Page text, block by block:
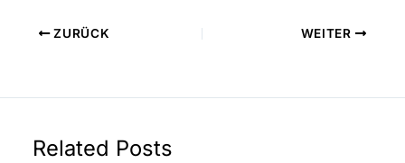
ZURÜCK WEITER
Related Posts